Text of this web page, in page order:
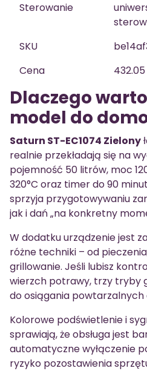
Sterowanie
SKU
Cena
432.05
Dlaczego
model do
Saturn ST-EC1074 Zielony
realnie przekładają się na
pojemność 50 litrów, moc
320°C oraz timer do 90
sprzyja przygotowywaniu
jak i dań „na konkretny
W dodatku urządzenie jest
różne techniki – od
grillowanie. Jeśli lubisz
wierzch potrawy, trzy tryby
do osiągania powtarzalnych
Kolorowe podświetlenie i
sprawiają, że obsługa jest
automatyczne wyłączenie
ryzyko pozostawienia